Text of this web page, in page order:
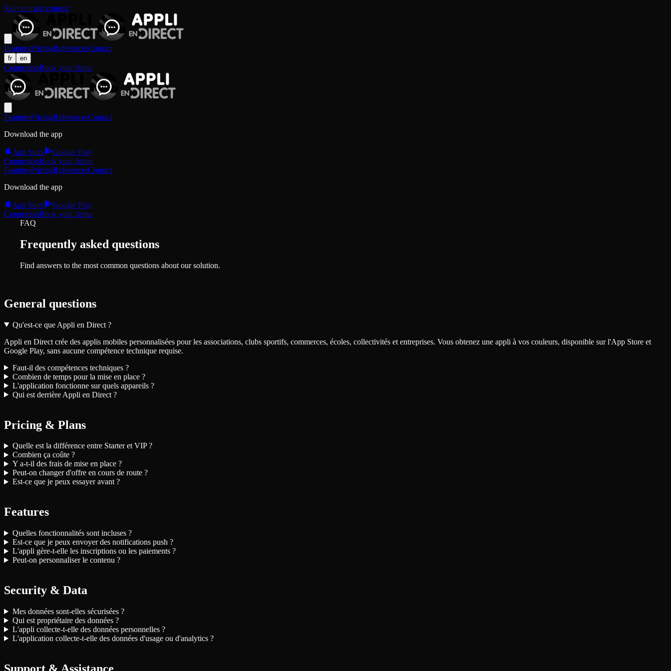
Skip to main content
FeaturesPricingReferencesContact
fr en
ConnexionBook your demo
FeaturesPricingReferencesContact
Download the app
App Store
Google Play
ConnexionBook your demo
FeaturesPricingReferencesContact
Download the app
App Store
Google Play
ConnexionBook your demo
FAQ
Frequently asked questions
Find answers to the most common questions about our solution.
General questions
Qu'est-ce que Appli en Direct ?
Appli en Direct crée des applis mobiles personnalisées pour les associations, clubs sportifs, commerces, écoles, collectivités et entreprises. Vous obtenez une appli à vos couleurs, disponible sur l'App Store et
Google Play, sans aucune compétence technique requise.
Faut-il des compétences techniques ?
Combien de temps pour la mise en place ?
L'application fonctionne sur quels appareils ?
Qui est derrière Appli en Direct ?
Pricing & Plans
Quelle est la différence entre Starter et VIP ?
Combien ça coûte ?
Y a-t-il des frais de mise en place ?
Peut-on changer d'offre en cours de route ?
Est-ce que je peux essayer avant ?
Features
Quelles fonctionnalités sont incluses ?
Est-ce que je peux envoyer des notifications push ?
L'appli gère-t-elle les inscriptions ou les paiements ?
Peut-on personnaliser le contenu ?
Security & Data
Mes données sont-elles sécurisées ?
Qui est propriétaire des données ?
L'appli collecte-t-elle des données personnelles ?
L'application collecte-t-elle des données d'usage ou d'analytics ?